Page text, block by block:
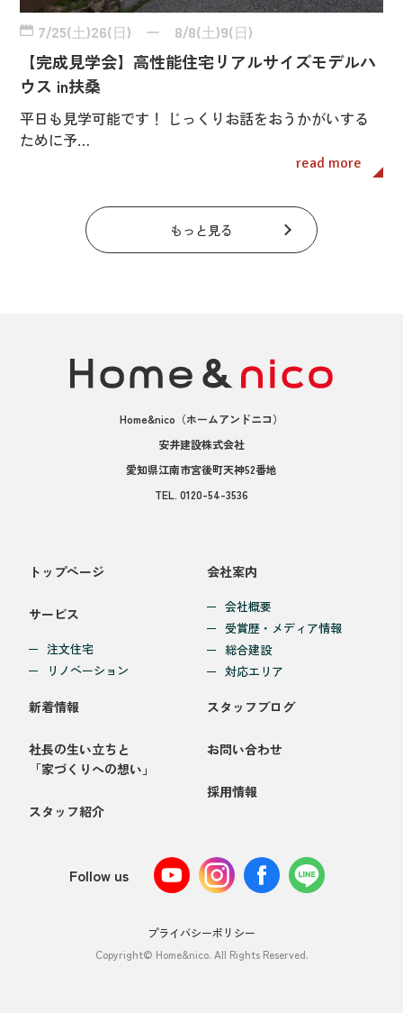
7/25(土)26(日) ー 8/8(土)9(日)
【完成見学会】高性能住宅リアルサイズモデルハ
ウス in扶桑
平日も見学可能です！ じっくりお話をおうかがいする
ために予…
read more
もっと見る
Home&nico （ホームアンドニコ）
安井建設株式会社
愛知県江南市宮後町天神52番地
TEL. 0120-54-3536
トップページ
サービス
注文住宅
リノベーション
会社案内
会社概要
受賞歴・メディア情報
総合建設
対応エリア
新着情報
社長の生い立ちと
「家づくりへの想い」
スタッフ紹介
スタッフブログ
お問い合わせ
採用情報
Follow us
プライバシーポリシー
Copyright© Home&nico. All Rights Reserved.